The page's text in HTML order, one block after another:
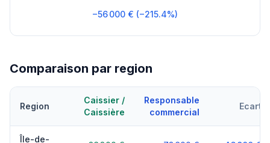
−56 000 € (−215.4%)
Comparaison par region
Region
Caissier /
Caissière
Responsable
commercial
Ecart
Île-de-